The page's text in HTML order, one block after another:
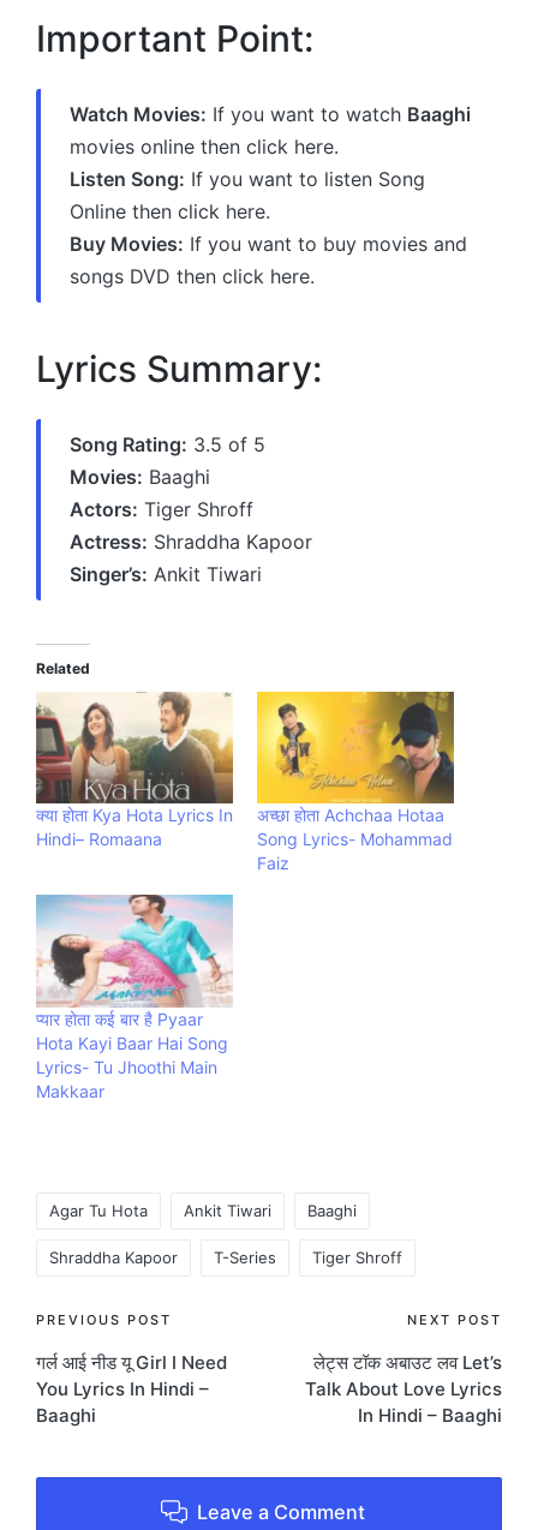
Important Point:
Watch Movies: If you want to watch Baaghi
movies online then click here.
Listen Song: If you want to listen Song
Online then click here.
Buy Movies: If you want to buy movies and
songs DVD then click here.
Lyrics Summary:
Song Rating: 3.5 of 5
Movies: Baaghi
Actors: Tiger Shroff
Actress: Shraddha Kapoor
Singer’s: Ankit Tiwari
Related
क्या होता Kya Hota Lyrics In
Hindi– Romaana
अच्छा होता Achchaa Hotaa
Song Lyrics- Mohammad
Faiz
प्यार होता कई बार है Pyaar
Hota Kayi Baar Hai Song
Lyrics- Tu Jhoothi Main
Makkaar
Agar Tu Hota Ankit Tiwari Baaghi
Shraddha Kapoor T-Series Tiger Shroff
Post
navigation
PREVIOUS POST
गर्ल आई नीड यू Girl I Need
You Lyrics In Hindi –
Baaghi
NEXT POST
लेट्स टॉक अबाउट लव Let’s
Talk About Love Lyrics
In Hindi – Baaghi
Leave a Comment